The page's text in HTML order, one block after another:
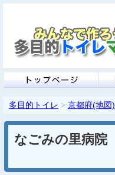
多目的トイレ > 京都府(地図)
なごみの里病院